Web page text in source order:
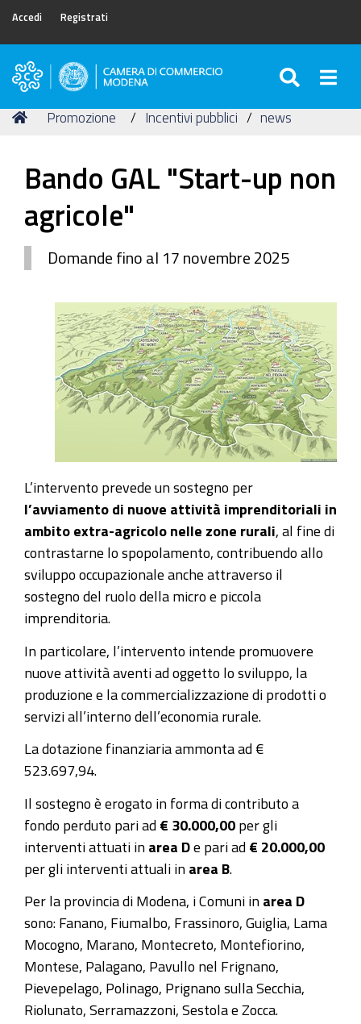
Accedi Registrati
Camera
Commercio
Tu
Home
Promozione Incentivi pubblici news
Bando GAL "Start-up non
agricole"
Domande fino al 17 novembre 2025
L’intervento prevede un sostegno per
l’avviamento di nuove attività imprenditoriali in
ambito extra-agricolo nelle zone rurali , al fine di
contrastarne lo spopolamento, contribuendo allo
sviluppo occupazionale anche attraverso il
sostegno del ruolo della micro e piccola
imprenditoria.
In particolare, l’intervento intende promuovere
nuove attività aventi ad oggetto lo sviluppo, la
produzione e la commercializzazione di prodotti o
servizi all’interno dell’economia rurale.
La dotazione finanziaria ammonta ad €
523.697,94.
Il sostegno è erogato in forma di contributo a
fondo perduto pari ad € 30.000,00 per gli
interventi attuati in area D e pari ad € 20.000,00
per gli interventi attuali in area B
Per la provincia di Modena, i Comuni in area D
sono: Fanano, Fiumalbo, Frassinoro, Guiglia, Lama
Mocogno, Marano, Montecreto, Montefiorino,
Montese, Palagano, Pavullo nel Frignano,
Pievepelago, Polinago, Prignano sulla Secchia,
Riolunato, Serramazzoni, Sestola e Zocca.